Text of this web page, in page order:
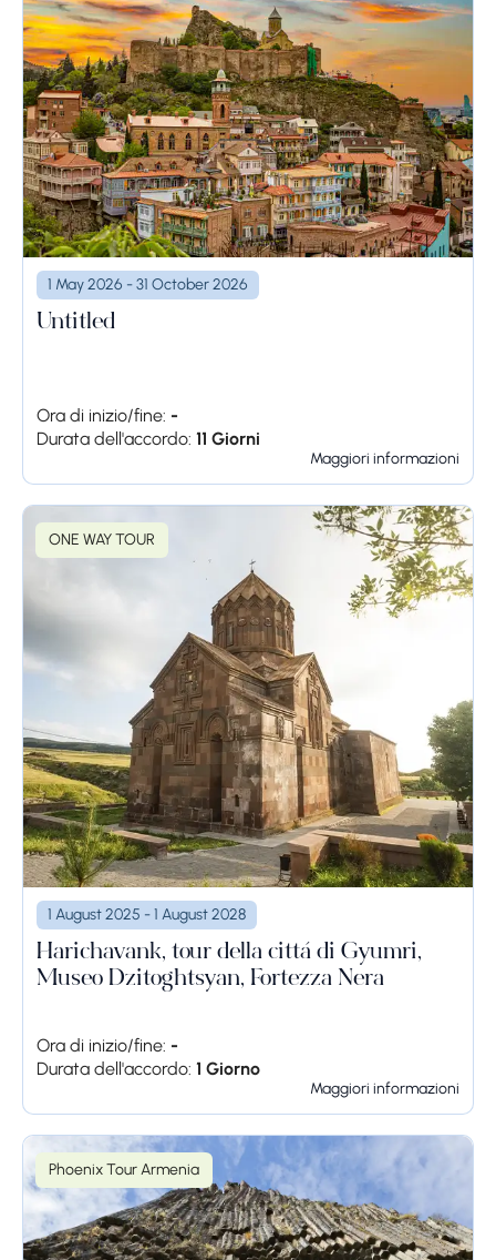
1 May 2026 - 31 October 2026
Untitled
Ora di inizio/fine: -
Durata dell'accordo: 11 Giorni
Maggiori informazioni
ONE WAY TOUR
1 August 2025 - 1 August 2028
Harichavank, tour della città di Gyumri,
Museo Dzitoghtsyan, Fortezza Nera
Ora di inizio/fine: -
Durata dell'accordo: 1 Giorno
Maggiori informazioni
Phoenix Tour Armenia